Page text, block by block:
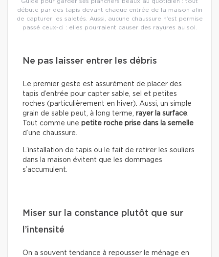
débute par des tapis devant chaque entrée de la maison afin
de capturer les saletés. Aussi, aucune chaussure n’est permise
passé ceux-ci : elles pourraient causer des rayures au sol.
Ne pas laisser entrer les débris
Le premier geste est assurément de placer des
tapis d’entrée pour capter sable, sel et petites
roches (particulièrement en hiver). Aussi, un simple
grain de sable peut, à long terme, rayer la surface
Tout comme une petite roche prise dans la semelle
d’une chaussure.
L’installation de tapis ou le fait de retirer les souliers
dans la maison évitent que les dommages
s’accumulent.
Miser sur la constance plutôt que sur
l’intensité
On a souvent tendance à repousser le ménage en